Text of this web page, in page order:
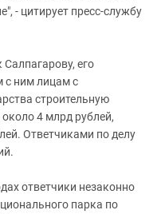
- цитирует пресс-службу
его
с ним лицам с
строительную
4 млрд рублей,
Ответчиками по делу
ответчики незаконно
парка по